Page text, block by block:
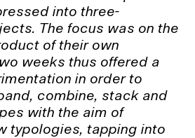
into three-
The focus was on the
of their own
weeks thus offered a
in order to
combine, stack and
with the aim of
typologies, tapping into